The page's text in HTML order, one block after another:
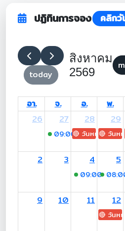
ปฏิทินการจอง คลิกวั
today
สิงหาคม
2569
อา. จ. อ. พ.
26
27
09:00-17:00 (อ.สุเ
28
🔴 วันหยุด:
29
🔴 วันห
2 3 4
09:00-
5
9 10 11 12
🔴 วันห